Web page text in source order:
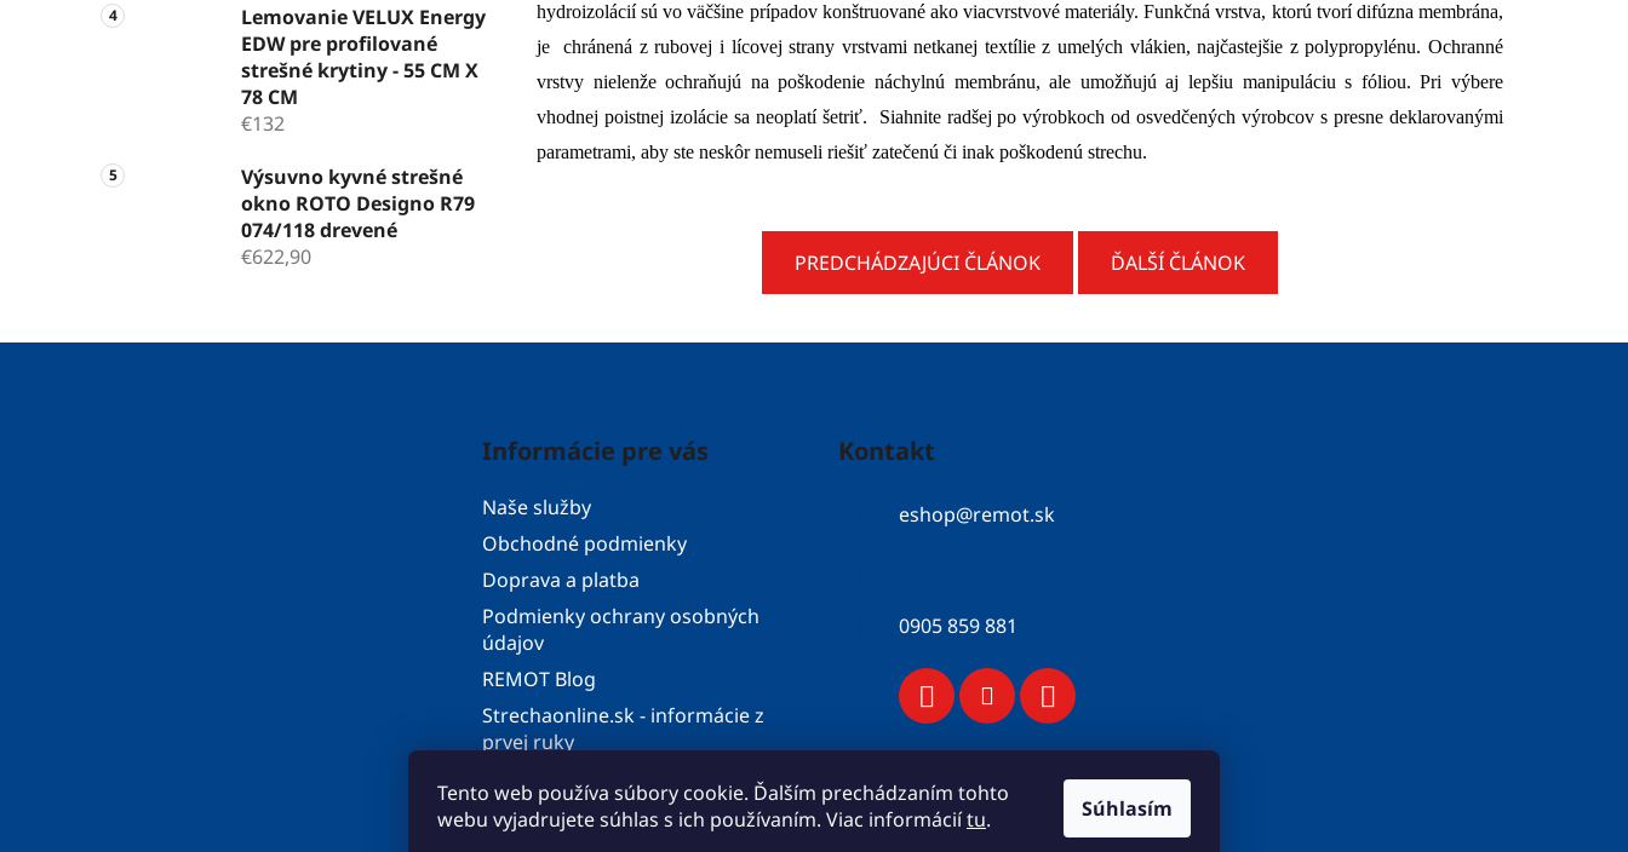
Tento web používa súbory cookie. Ďalším prechádzaním tohto
webu vyjadrujete súhlas s ich používaním. Viac informáciítu. Súhlasím
Lemovanie VELUX Energy
EDW pre profilované
strešné krytiny - 55 CM X
78 CM
€132
Výsuvno kyvné strešné
okno ROTO Designo R79
074/118 drevené
€622,90
hydroizolácií sú vo väčšine prípadov konštruované ako viacvrstvové materiály. Funkčná vrstva, ktorú tvorí difúzna membrána,
je chránená z rubovej i lícovej strany vrstvami netkanej textílie z umelých vlákien, najčastejšie z polypropylénu. Ochranné
vrstvy nielenže ochraňujú na poškodenie náchylnú membránu, ale umožňujú aj lepšiu manipuláciu s fóliou. Pri výbere
vhodnej poistnej izolácie sa neoplatí šetriť. Siahnite radšej po výrobkoch od osvedčených výrobcov s presne deklarovanými
parametrami, aby ste neskôr nemuseli riešiť zatečenú či inak poškodenú strechu.
PREDCHÁDZAJÚCI ČLÁNOK ĎALŠÍ ČLÁNOK
Informácie pre vás
Naše služby
Obchodné podmienky
Doprava a platba
Podmienky ochrany osobných
údajov
REMOT Blog
Strechaonline.sk - informácie z
prvej ruky
Velux konfigurátor
Moja objednávka
Kontakt
eshop@remot.sk
0905 859 881